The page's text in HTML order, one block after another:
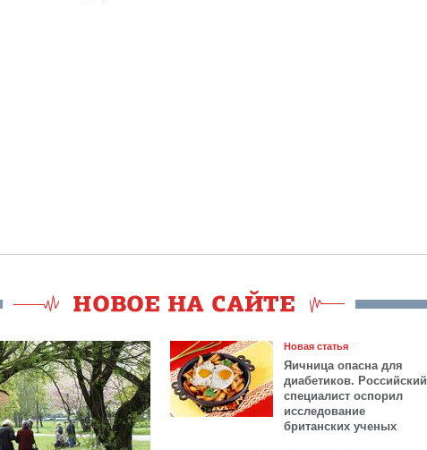
Новая статья
Яичница опасна для
диабетиков. Российский
специалист оспорил
исследование
британских ученых